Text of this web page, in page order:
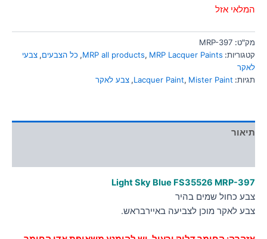
font_download סמן קישורים
לאפס
כל
cached
המלאי אזל
מק"ט: MRP-397
קטגוריות:
MRP all products, MRP Lacquer Paints
, כל הצבעים, צבעי
לאקר
תגיות:
Lacquer Paint, Mister Paint
, צבע לאקר
תיאור
Light Sky Blue FS35526 MRP-397
צבע כחול שמים בהיר
צבע לאקר מוכן לצביעה באיירבראש.